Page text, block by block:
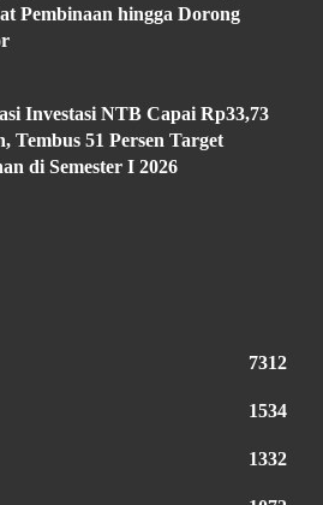
Pembinaan hingga Dorong
Investasi NTB Capai Rp33,73
Tembus 51 Persen Target
di Semester I 2026
7312
1534
1332